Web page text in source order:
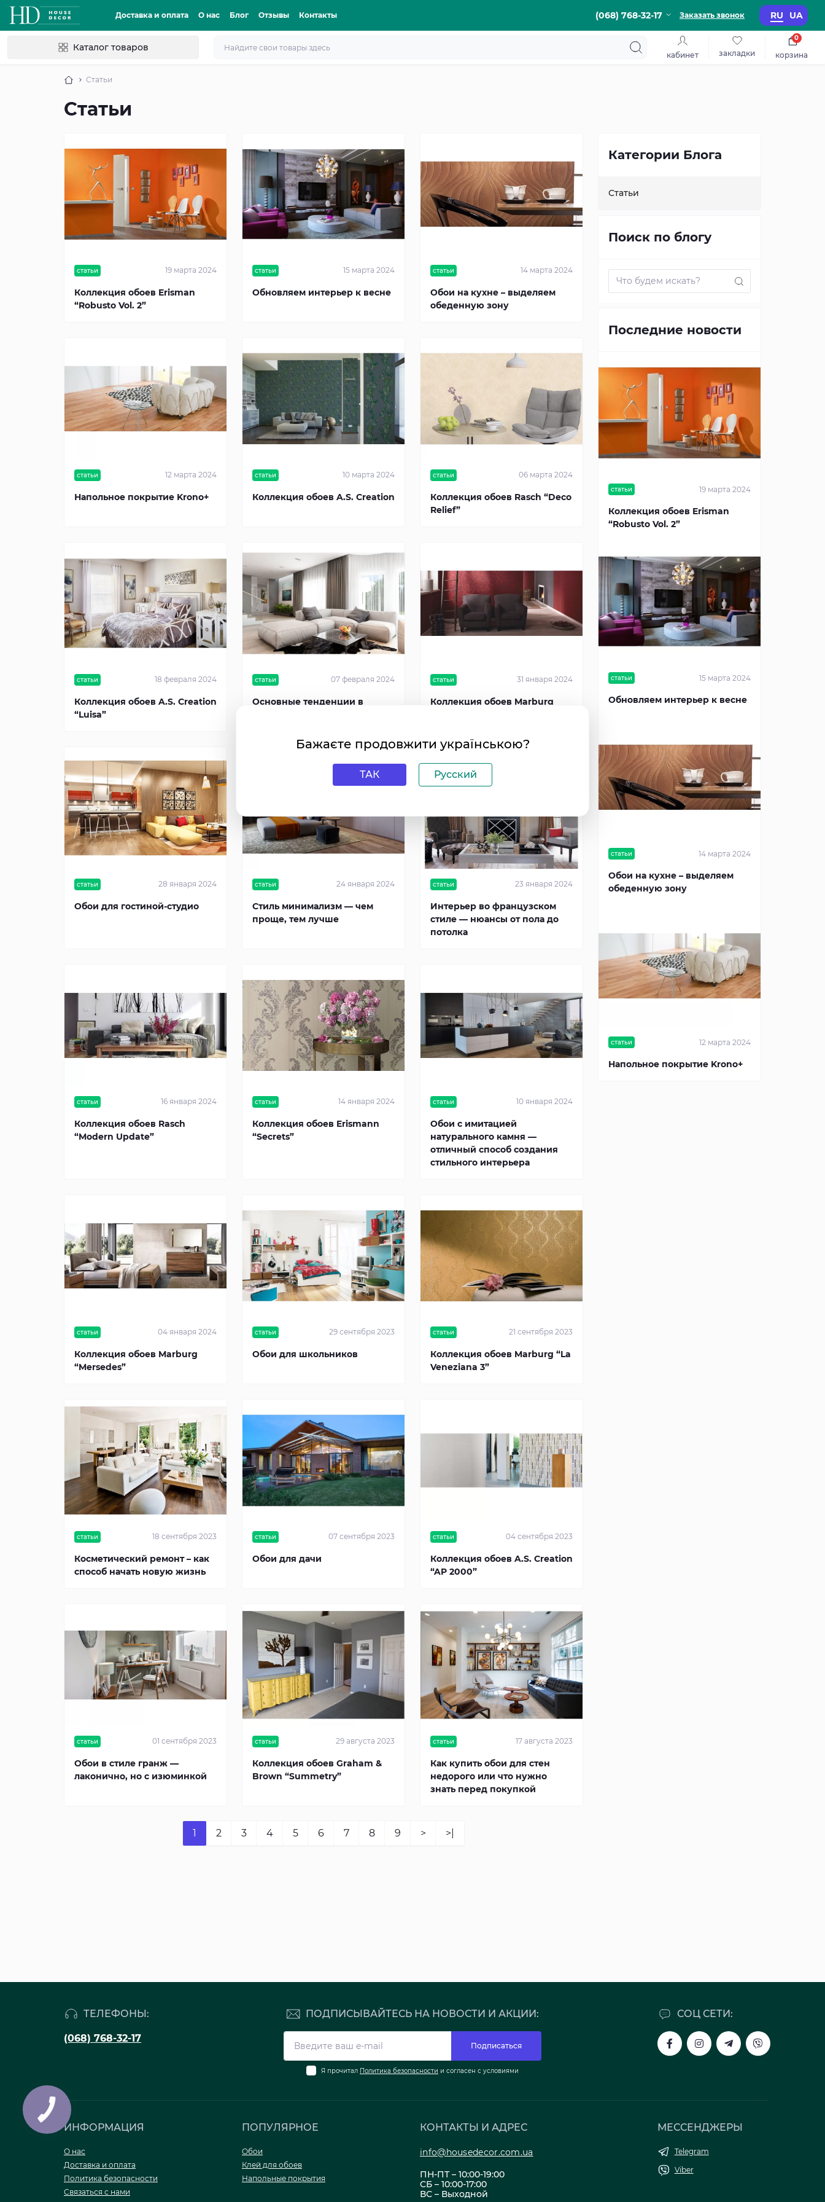
Доставка и оплата О нас Блог Отзывы Контакты (068) 768-32-17 Заказать звонок RU UA
Каталог товаров
кабинет закладки корзина
0
Статьи
Статьи
статьи 19 марта 2024
Коллекция обоев Erisman
“Robusto Vol. 2”
статьи 15 марта 2024
Обновляем интерьер к весне
статьи 14 марта 2024
Обои на кухне – выделяем
обеденную зону
статьи 12 марта 2024
Напольное покрытие Krono+
статьи 10 марта 2024
Коллекция обоев A.S. Creation
статьи 06 марта 2024
Коллекция обоев Rasch “Deco
Relief”
статьи 18 февраля 2024
Коллекция обоев A.S. Creation
“Luisa”
статьи 07 февраля 2024
Основные тенденции в
статьи 31 января 2024
Коллекция обоев Marburg
статьи 28 января 2024
Обои для гостиной-студио
статьи 24 января 2024
Стиль минимализм — чем
проще, тем лучше
статьи 23 января 2024
Интерьер во французском
стиле — нюансы от пола до
потолка
статьи 16 января 2024
Коллекция обоев Rasch
“Modern Update”
статьи 14 января 2024
Коллекция обоев Erismann
“Secrets”
статьи 10 января 2024
Обои с имитацией
натурального камня —
отличный способ создания
стильного интерьера
статьи 04 января 2024
Коллекция обоев Marburg
“Mersedes”
статьи 29 сентября 2023
Обои для школьников
статьи 21 сентября 2023
Коллекция обоев Marburg “La
Veneziana 3”
статьи 18 сентября 2023
Косметический ремонт – как
способ начать новую жизнь
статьи 07 сентября 2023
Обои для дачи
статьи 04 сентября 2023
Коллекция обоев A.S. Creation
“AP 2000”
статьи 01 сентября 2023
Обои в стиле гранж —
лаконично, но с изюминкой
статьи 29 августа 2023
Коллекция обоев Graham &
Brown “Summetry”
статьи 17 августа 2023
Как купить обои для стен
недорого или что нужно
знать перед покупкой
1 2 3 4 5 6 7 8 9 > >|
Категории Блога
Статьи
Поиск по блогу
Последние новости
статьи 19 марта 2024
Коллекция обоев Erisman
“Robusto Vol. 2”
статьи 15 марта 2024
Обновляем интерьер к весне
статьи 14 марта 2024
Обои на кухне – выделяем
обеденную зону
статьи 12 марта 2024
Напольное покрытие Krono+
ТЕЛЕФОНЫ:
(068) 768-32-17
СОЦ СЕТИ:
ПОДПИСЫВАЙТЕСЬ НА НОВОСТИ И АКЦИИ:
Подписаться
Я прочитал Политика безопасности и согласен с условиями
ИНФОРМАЦИЯ
О нас
Доставка и оплата
Политика безопасности
Связаться с нами
ПОПУЛЯРНОЕ
Обои
Клей для обоев
Напольные покрытия
КОНТАКТЫ И АДРЕС
info@housedecor.com.ua
ПН-ПТ – 10:00-19:00
СБ – 10:00-17:00
ВС – Выходной
МЕССЕНДЖЕРЫ
Telegram
Viber
Бажаєте продовжити українською?
ТАК Русский